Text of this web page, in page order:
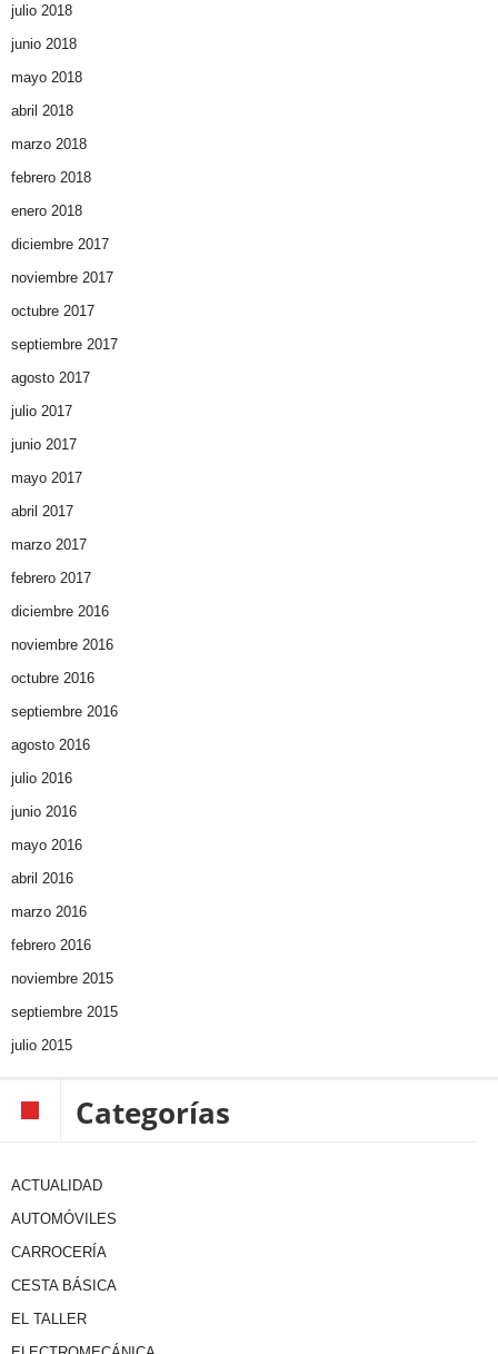
julio 2018
junio 2018
mayo 2018
abril 2018
marzo 2018
febrero 2018
enero 2018
diciembre 2017
noviembre 2017
octubre 2017
septiembre 2017
agosto 2017
julio 2017
junio 2017
mayo 2017
abril 2017
marzo 2017
febrero 2017
diciembre 2016
noviembre 2016
octubre 2016
septiembre 2016
agosto 2016
julio 2016
junio 2016
mayo 2016
abril 2016
marzo 2016
febrero 2016
noviembre 2015
septiembre 2015
julio 2015
Categorías
ACTUALIDAD
AUTOMÓVILES
CARROCERÍA
CESTA BÁSICA
EL TALLER